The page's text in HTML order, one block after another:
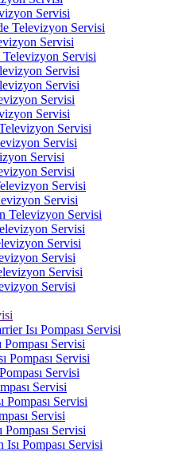
Servisi
Televizyon Servisi
Servisi
Televizyon Servisi
Servisi
Servisi
Servisi
Servisi
Servisi
Servisi
Servisi
Servisi
Servisi
Servisi
Televizyon Servisi
Servisi
Servisi
Servisi
Servisi
Servisi
Isı Pompası Servisi
Servisi
Pompası Servisi
Servisi
Servisi
Pompası Servisi
Servisi
Pompası Servisi
Isı Pompası Servisi